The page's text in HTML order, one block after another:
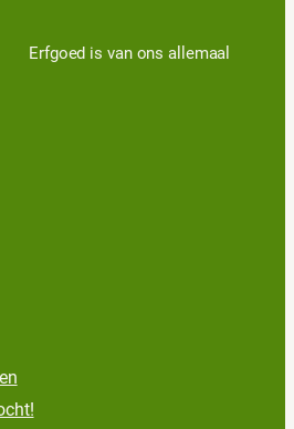
Erfgoed is van ons allemaal